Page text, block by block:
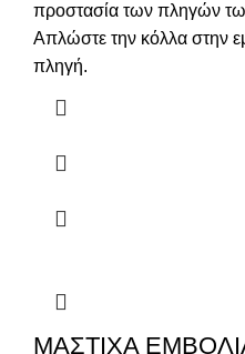
προστασία των πληγών
Απλώστε την κόλλα στην
πληγή.
ΜΑΣΤΙΧΑ